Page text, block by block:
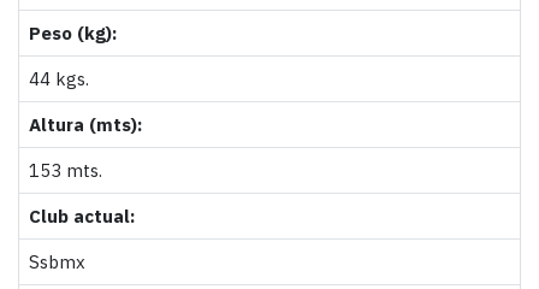
Peso (kg):
44 kgs.
Altura (mts):
153 mts.
Club actual:
Ssbmx